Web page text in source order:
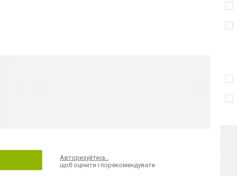
Авторизуйтесь,
щоб оцінити і порекомендувати